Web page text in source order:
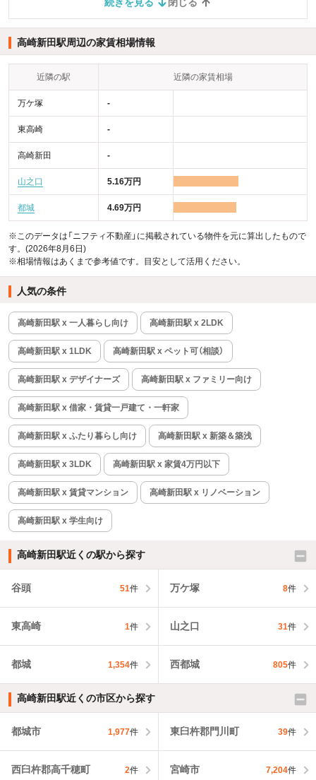
続きを見る 閉じる
高崎新田駅周辺の家賃相場情報
近隣の駅 近隣の家賃相場
万ケ塚 -
東高崎 -
高崎新田 -
山之口 5.16万円
都城 4.69万円
※このデータは「ニフティ不動産」に掲載されている物件を元に算出したもので
す。(2026年8月6日)
※相場情報はあくまで参考値です。目安として活用ください。
人気の条件
高崎新田駅 x 一人暮らし向け 高崎新田駅 x 2LDK
高崎新田駅 x 1LDK 高崎新田駅 x ペット可（相談）
高崎新田駅 x デザイナーズ 高崎新田駅 x ファミリー向け
高崎新田駅 x 借家・賃貸一戸建て・一軒家
高崎新田駅 x ふたり暮らし向け 高崎新田駅 x 新築＆築浅
高崎新田駅 x 3LDK 高崎新田駅 x 家賃4万円以下
高崎新田駅 x 賃貸マンション 高崎新田駅 x リノベーション
高崎新田駅 x 学生向け
高崎新田駅近くの駅から探す
谷頭 51件 万ケ塚 8件
東高崎 1件 山之口 31件
都城 1,354件 西都城 805件
高崎新田駅近くの市区から探す
都城市 1,977件 東臼杵郡門川町 39件
西臼杵郡高千穂町 2件 宮崎市 7,204件